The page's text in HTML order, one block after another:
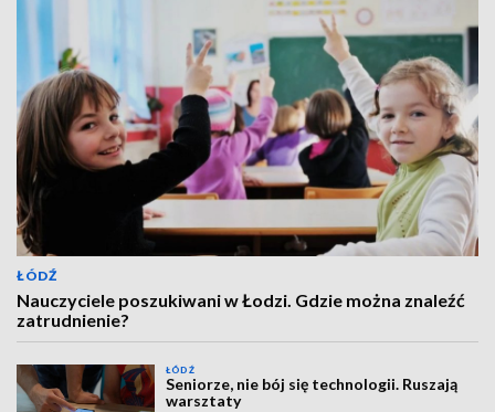
ŁÓDŹ
Nauczyciele poszukiwani w Łodzi. Gdzie można znaleźć
zatrudnienie?
ŁÓDŹ
Seniorze, nie bój się technologii. Ruszają
warsztaty